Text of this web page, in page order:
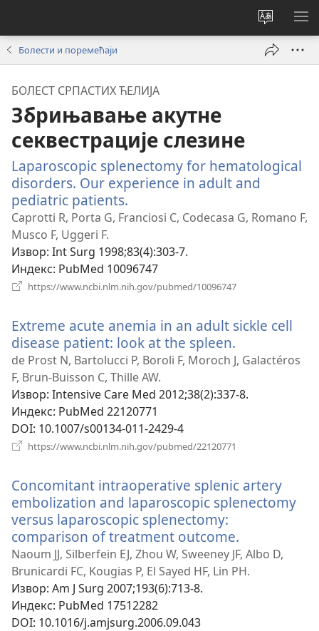
Промени
језик
сајта
Болести и поремећаји
БОЛЕСТ СРПАСТИХ ЋЕЛИЈА
Збрињавање акутне
секвестрације слезине
Laparoscopic splenectomy for hematological
disorders. Our experience in adult and
pediatric patients.
нови
Caprotti R, Porta G, Franciosi C, Codecasa G, Romano F,
Musco F, Uggeri F.
Извор‎: Int Surg 1998;83(4):303-7.
Индекс‎: PubMed 10096747
https://www.ncbi.nlm.nih.gov/pubmed/10096747
Extreme acute anemia in an adult sickle cell
disease patient: look at the spleen.
нови
de Prost N, Bartolucci P, Boroli F, Moroch J, Galactéros
F, Brun-Buisson C, Thille AW.
Извор‎: Intensive Care Med 2012;38(2):337-8.
Индекс‎: PubMed 22120771
DOI‎: 10.1007/s00134-011-2429-4
https://www.ncbi.nlm.nih.gov/pubmed/22120771
Concomitant intraoperative splenic artery
embolization and laparoscopic splenectomy
versus laparoscopic splenectomy:
comparison of treatment outcome.
нови
прозор)
Naoum JJ, Silberfein EJ, Zhou W, Sweeney JF, Albo D,
Brunicardi FC, Kougias P, El Sayed HF, Lin PH.
Извор‎: Am J Surg 2007;193(6):713-8.
Индекс‎: PubMed 17512282
DOI‎: 10.1016/j.amjsurg.2006.09.043